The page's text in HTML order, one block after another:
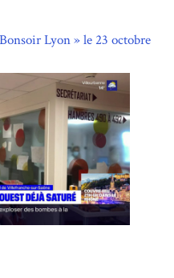
Lyon » le 23 octobre